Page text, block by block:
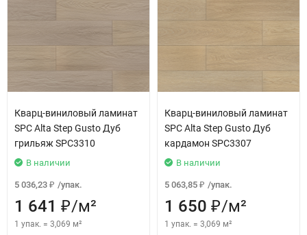
Кварц-виниловый ламинат
SPC Alta Step Gusto Дуб
грильяж SPC3310
В наличии
5 036,23 ₽ /упак.
1 641 ₽/м²
1 упак. = 3,069 м²
Кварц-виниловый ламинат
SPC Alta Step Gusto Дуб
кардамон SPC3307
В наличии
5 063,85 ₽ /упак.
1 650 ₽/м²
1 упак. = 3,069 м²